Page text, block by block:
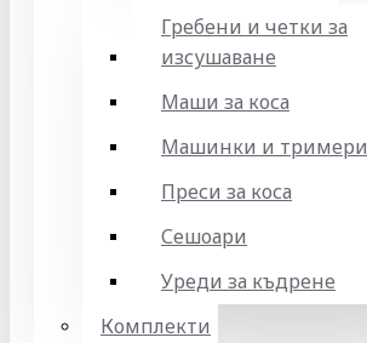
Гребени и четки за
изсушаване
Маши за коса
Машинки и тримери
Преси за коса
Сешоари
Уреди за къдрене
Комплекти